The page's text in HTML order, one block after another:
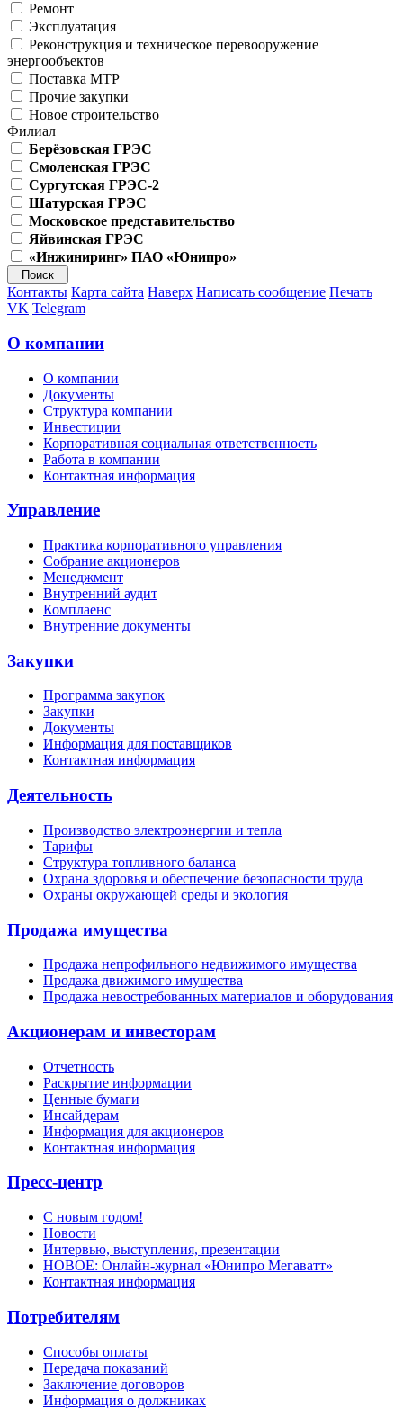
Ремонт
Эксплуатация
Реконструкция и техническое перевооружение
энергообъектов
Поставка МТР
Прочие закупки
Новое строительство
Филиал
Берёзовская ГРЭС
Смоленская ГРЭС
Сургутская ГРЭС-2
Шатурская ГРЭС
Московское представительство
Яйвинская ГРЭС
«Инжиниринг» ПАО «Юнипро»
Контакты Карта сайта Наверх Написать сообщение Печать
VK Telegram
О компании
О компании
Документы
Структура компании
Инвестиции
Корпоративная социальная ответственность
Работа в компании
Контактная информация
Управление
Практика корпоративного управления
Собрание акционеров
Менеджмент
Внутренний аудит
Комплаенс
Внутренние документы
Закупки
Программа закупок
Закупки
Документы
Информация для поставщиков
Контактная информация
Деятельность
Производство электроэнергии и тепла
Тарифы
Структура топливного баланса
Охрана здоровья и обеспечение безопасности труда
Охраны окружающей среды и экология
Продажа имущества
Продажа непрофильного недвижимого имущества
Продажа движимого имущества
Продажа невостребованных материалов и оборудования
Акционерам и инвесторам
Отчетность
Раскрытие информации
Ценные бумаги
Инсайдерам
Информация для акционеров
Контактная информация
Пресс-центр
С новым годом!
Новости
Интервью, выступления, презентации
НОВОЕ: Онлайн-журнал «Юнипро Мегаватт»
Контактная информация
Потребителям
Способы оплаты
Передача показаний
Заключение договоров
Информация о должниках